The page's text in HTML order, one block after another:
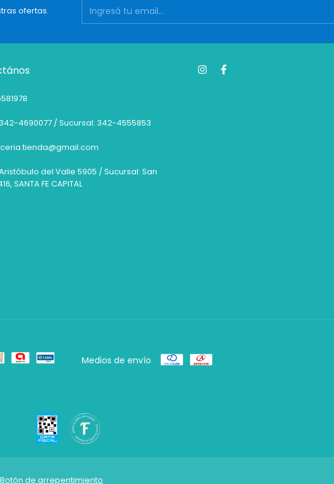
ofertas.
4690077 / Sucursal: 342-4555853
del Valle 5905 / Sucursal: San
SANTA FE CAPITAL
Medios de envío
Botón de arrepentimiento